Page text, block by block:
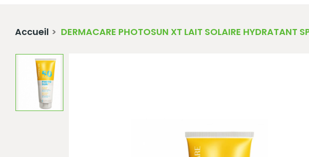
Accueil DERMACARE PHOTOSUN XT LAIT SOLAIRE HYDRATANT